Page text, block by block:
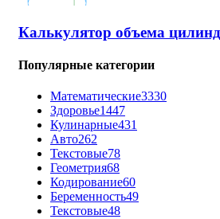
Калькулятор объема
Популярные категории
Математические3330
Здоровье1447
Кулинарные431
Авто262
Текстовые78
Геометрия68
Кодирование60
Беременность49
Текстовые48